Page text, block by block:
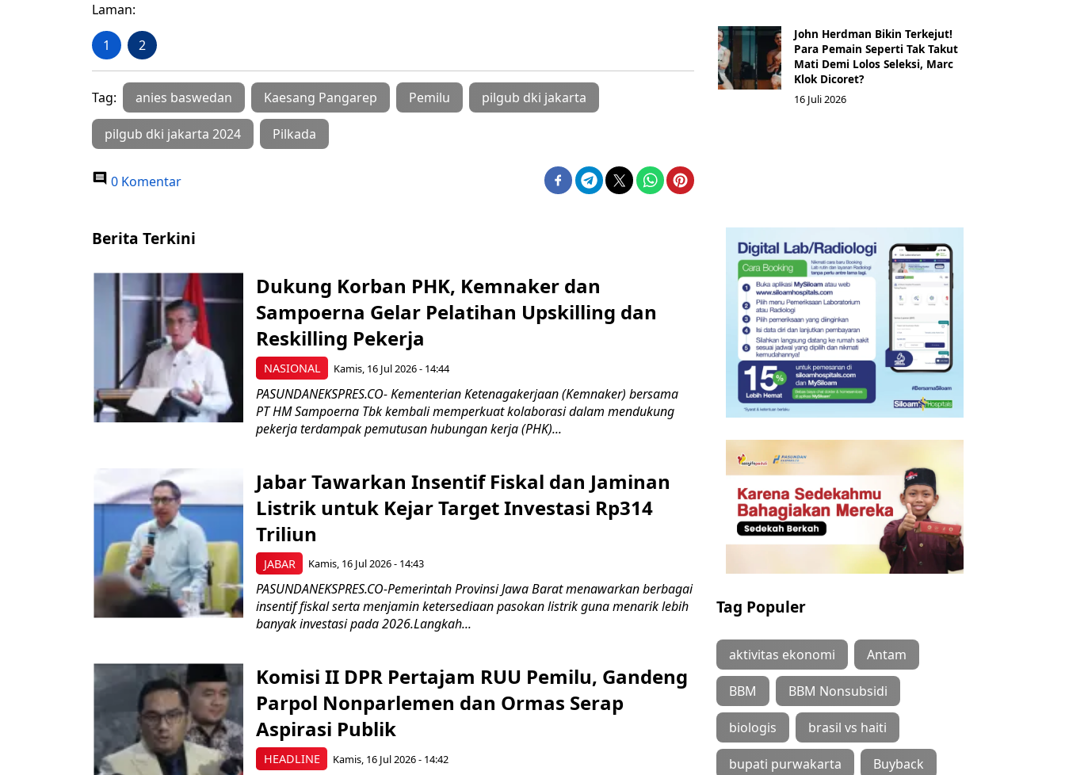
Laman:
1 2
Tag: anies baswedan Kaesang Pangarep Pemilu pilgub dki jakarta
pilgub dki jakarta 2024 Pilkada
0 Komentar
John Herdman Bikin Terkejut!
Para Pemain Seperti Tak Takut
Mati Demi Lolos Seleksi, Marc
Klok Dicoret?
16 Juli 2026
Berita Terkini
NASIONAL
Dukung Korban PHK, Kemnaker dan
Sampoerna Gelar Pelatihan Upskilling dan
Reskilling Pekerja
Kamis, 16 Jul 2026 - 14:44
PASUNDANEKSPRES.CO- Kementerian Ketenagakerjaan (Kemnaker) bersama
PT HM Sampoerna Tbk kembali memperkuat kolaborasi dalam mendukung
pekerja terdampak pemutusan hubungan kerja (PHK)...
JABAR
Jabar Tawarkan Insentif Fiskal dan Jaminan
Listrik untuk Kejar Target Investasi Rp314
Triliun
Kamis, 16 Jul 2026 - 14:43
PASUNDANEKSPRES.CO-Pemerintah Provinsi Jawa Barat menawarkan berbagai
insentif fiskal serta menjamin ketersediaan pasokan listrik guna menarik lebih
banyak investasi pada 2026.Langkah...
HEADLINE
Komisi II DPR Pertajam RUU Pemilu, Gandeng
Parpol Nonparlemen dan Ormas Serap
Aspirasi Publik
Kamis, 16 Jul 2026 - 14:42
Tag Populer
aktivitas ekonomi Antam
BBM BBM Nonsubsidi
biologis brasil vs haiti
bupati purwakarta Buyback